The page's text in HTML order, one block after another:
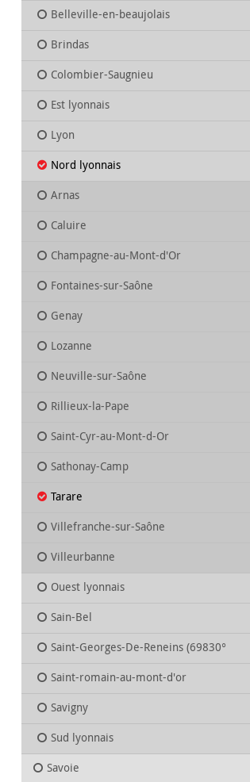
Belleville-en-beaujolais
Brindas
Colombier-Saugnieu
Est lyonnais
Lyon
Nord lyonnais
Arnas
Caluire
Champagne-au-Mont-d'Or
Fontaines-sur-Saône
Genay
Lozanne
Neuville-sur-Saône
Rillieux-la-Pape
Saint-Cyr-au-Mont-d-Or
Sathonay-Camp
Tarare
Villefranche-sur-Saône
Villeurbanne
Ouest lyonnais
Sain-Bel
Saint-Georges-De-Reneins (69830°
Saint-romain-au-mont-d'or
Savigny
Sud lyonnais
Savoie